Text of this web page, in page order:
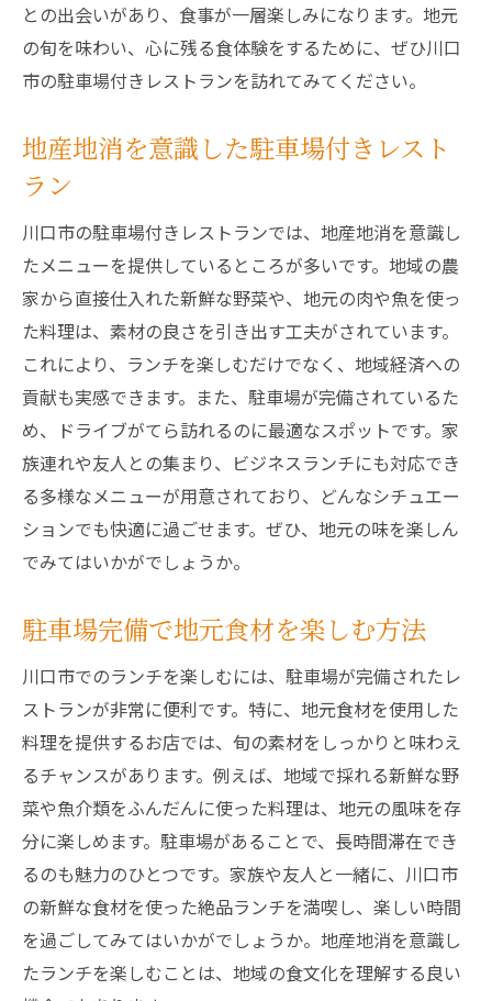
との出会いがあり、食事が一層楽しみになります。地元
の旬を味わい、心に残る食体験をするために、ぜひ川口
市の駐車場付きレストランを訪れてみてください。
地産地消を意識した駐車場付きレスト
ラン
川口市の駐車場付きレストランでは、地産地消を意識し
たメニューを提供しているところが多いです。地域の農
家から直接仕入れた新鮮な野菜や、地元の肉や魚を使っ
た料理は、素材の良さを引き出す工夫がされています。
これにより、ランチを楽しむだけでなく、地域経済への
貢献も実感できます。また、駐車場が完備されているた
め、ドライブがてら訪れるのに最適なスポットです。家
族連れや友人との集まり、ビジネスランチにも対応でき
る多様なメニューが用意されており、どんなシチュエー
ションでも快適に過ごせます。ぜひ、地元の味を楽しん
でみてはいかがでしょうか。
駐車場完備で地元食材を楽しむ方法
川口市でのランチを楽しむには、駐車場が完備されたレ
ストランが非常に便利です。特に、地元食材を使用した
料理を提供するお店では、旬の素材をしっかりと味わえ
るチャンスがあります。例えば、地域で採れる新鮮な野
菜や魚介類をふんだんに使った料理は、地元の風味を存
分に楽しめます。駐車場があることで、長時間滞在でき
るのも魅力のひとつです。家族や友人と一緒に、川口市
の新鮮な食材を使った絶品ランチを満喫し、楽しい時間
を過ごしてみてはいかがでしょうか。地産地消を意識し
たランチを楽しむことは、地域の食文化を理解する良い